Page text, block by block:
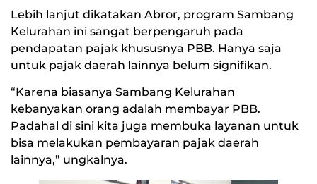
Lebih lanjut dikatakan Abror, program Sambang
Kelurahan ini sangat berpengaruh pada
pendapatan pajak khususnya PBB. Hanya saja
untuk pajak daerah lainnya belum signifikan.
“Karena biasanya Sambang Kelurahan
kebanyakan orang adalah membayar PBB.
Padahal di sini kita juga membuka layanan untuk
bisa melakukan pembayaran pajak daerah
lainnya,” ungkalnya.